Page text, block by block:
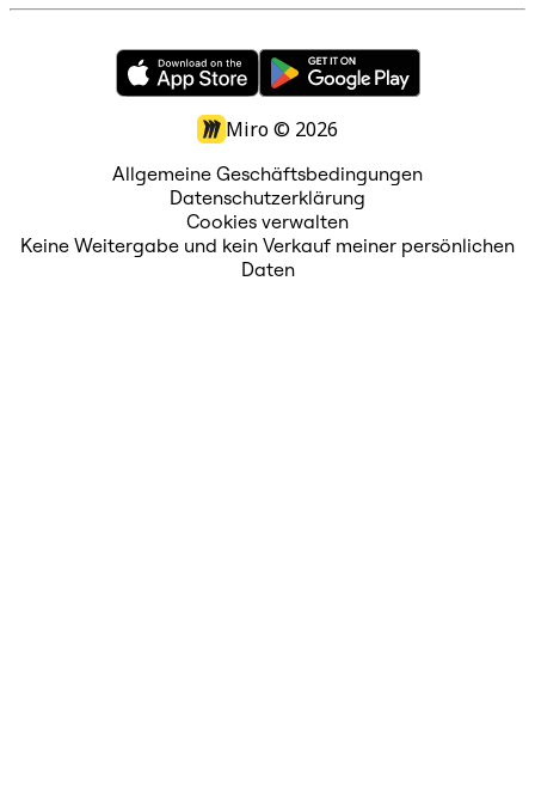
Miro © 2026
Allgemeine Geschäftsbedingungen
Datenschutzerklärung
Cookies verwalten
Keine Weitergabe und kein Verkauf meiner persönlichen
Daten